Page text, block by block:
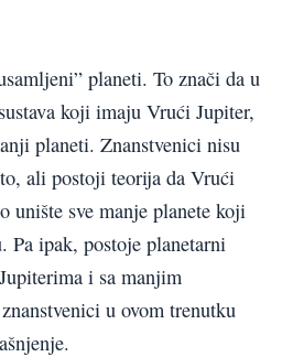
planeti. To znači da u
koji imaju Vrući Jupiter,
planeti. Znanstvenici nisu
ali postoji teorija da Vrući
unište sve manje planete koji
Pa ipak, postoje planetarni
i sa manjim
u ovom trenutku